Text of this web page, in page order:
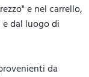
e nel carrello,
dal luogo di
da